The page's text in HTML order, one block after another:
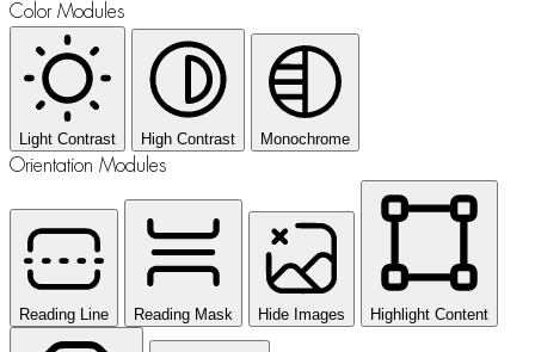
Color Modules
Light Contrast High Contrast Monochrome
Orientation Modules
Reading Line Reading Mask Hide Images Highlight Content